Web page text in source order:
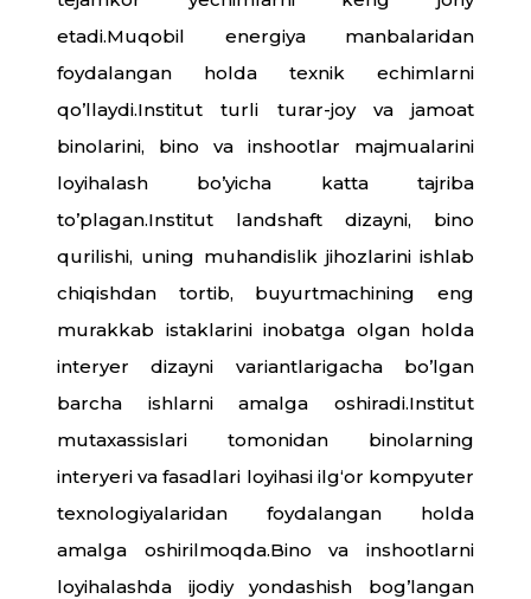
etadi.Muqobil energiya manbalaridan
foydalangan holda texnik echimlarni
qo’llaydi.Institut turli turar-joy va jamoat
binolarini, bino va inshootlar majmualarini
loyihalash bo’yicha katta tajriba
to’plagan.Institut landshaft dizayni, bino
qurilishi, uning muhandislik jihozlarini ishlab
chiqishdan tortib, buyurtmachining eng
murakkab istaklarini inobatga olgan holda
interyer dizayni variantlarigacha bo’lgan
barcha ishlarni amalga oshiradi.Institut
mutaxassislari tomonidan binolarning
interyeri va fasadlari loyihasi ilg‘or kompyuter
texnologiyalaridan foydalangan holda
amalga oshirilmoqda.Bino va inshootlarni
loyihalashda ijodiy yondashish bog’langan